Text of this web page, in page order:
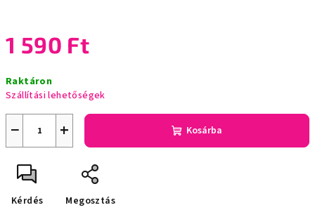
1 590 Ft
Raktáron
Szállítási lehetőségek
+
− Kosárba
Kérdés Megosztás